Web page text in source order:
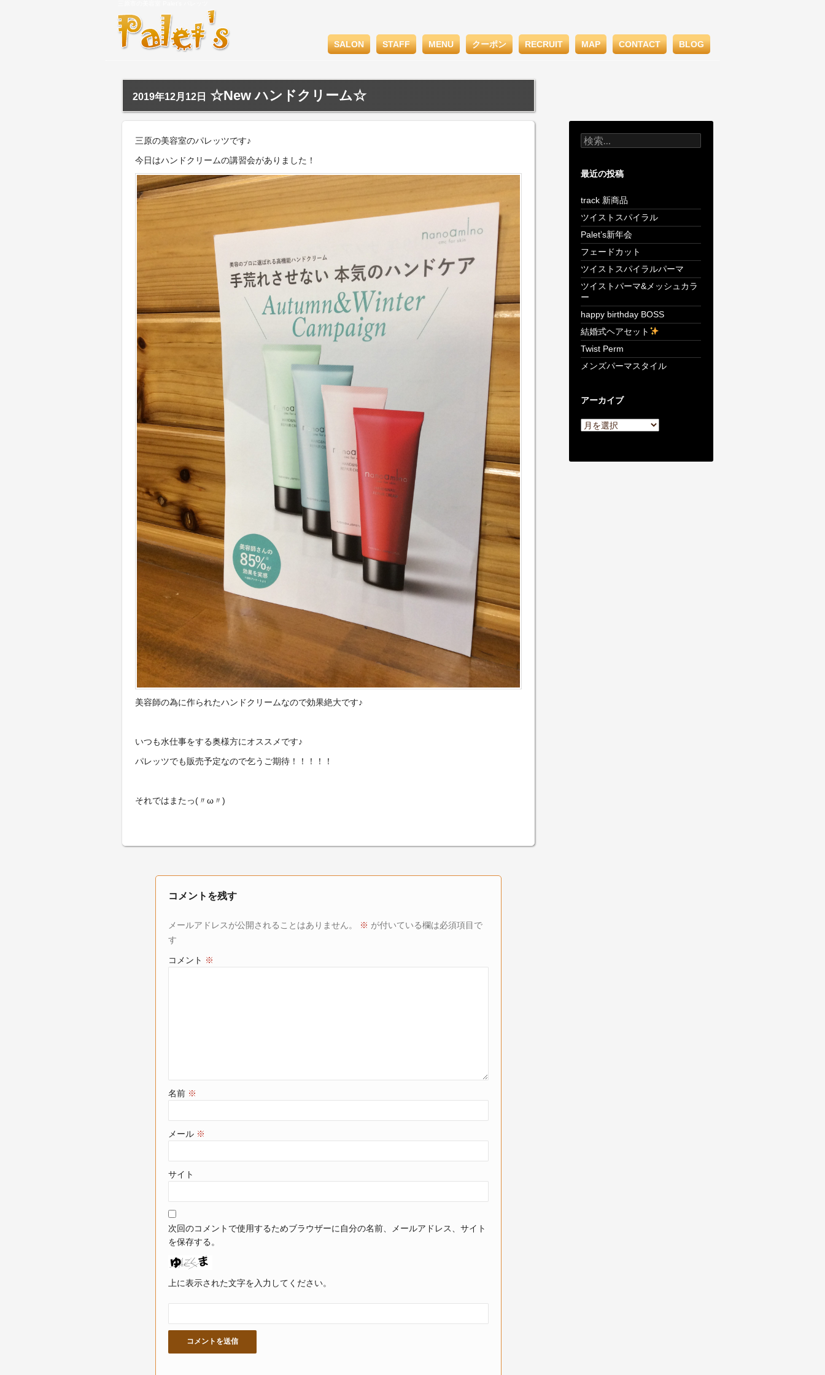
SALON STAFF MENU クーポン RECRUIT MAP CONTACT BLOG
2019年12月12日 ☆New ハンドクリーム☆
三原の美容室のパレッツです♪
今日はハンドクリームの講習会がありました！
美容師の為に作られたハンドクリームなので効果絶大です♪
いつも水仕事をする奥様方にオススメです♪
パレッツでも販売予定なので乞うご期待！！！！！
それではまたっ(〃ω〃)
コメントを残す
メールアドレスが公開されることはありません。 ※ が付いている欄は必須項目で
す
コメント ※
名前 ※
メール ※
サイト
次回のコメントで使用するためブラウザーに自分の名前、メールアドレス、サイト
を保存する。
上に表示された文字を入力してください。
検
索:
最近の投稿
track 新商品
ツイストスパイラル
Palet’s新年会
フェードカット
ツイストスパイラルパーマ
ツイストパーマ&メッシュカラ
ー
happy birthday BOSS
結婚式ヘアセット
Twist Perm
メンズパーマスタイル
アーカイブ
ア
ー